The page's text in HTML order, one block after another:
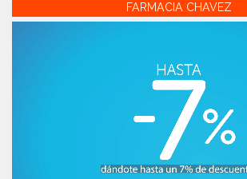
FARMACIA CHAVEZ